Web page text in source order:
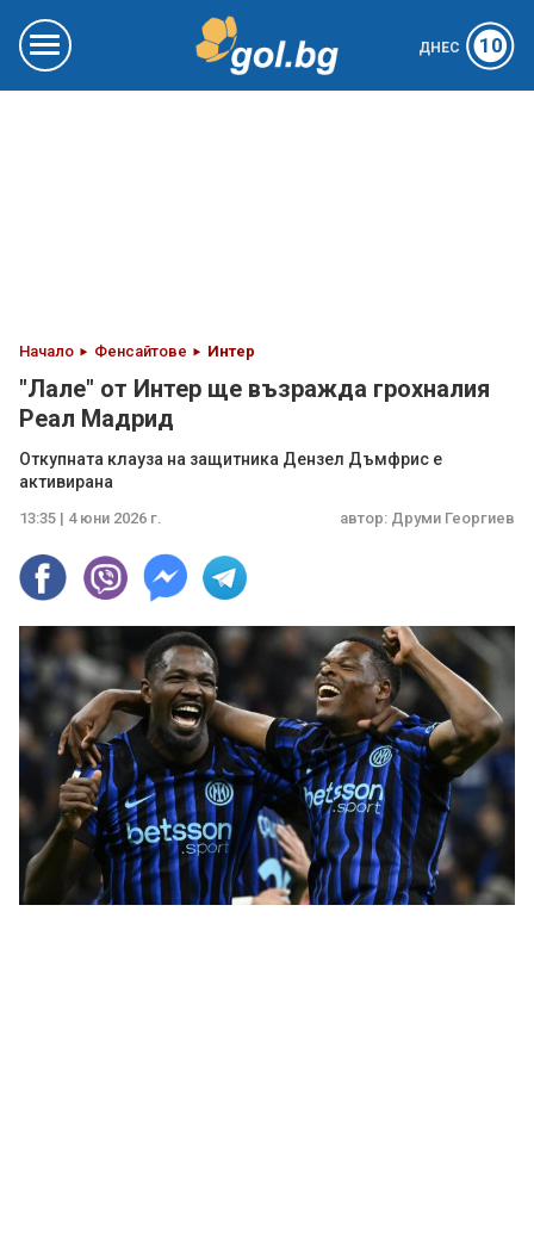
ДНЕС 10
Начало Фенсайтове Интер
"Лале" от Интер ще възражда грохналия
Реал Мадрид
Откупната клауза на защитника Дензел Дъмфрис е
активирана
13:35 | 4 юни 2026 г. автор: Друми Георгиев